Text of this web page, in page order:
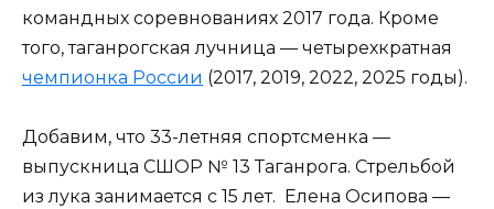
командных соревнованиях 2017 года. Кроме
того, таганрогская лучница — четырехкратная
чемпионка России (2017, 2019, 2022, 2025 годы).
Добавим, что 33-летняя спортсменка —
выпускница СШОР № 13 Таганрога. Стрельбой
из лука занимается с 15 лет. Елена Осипова —